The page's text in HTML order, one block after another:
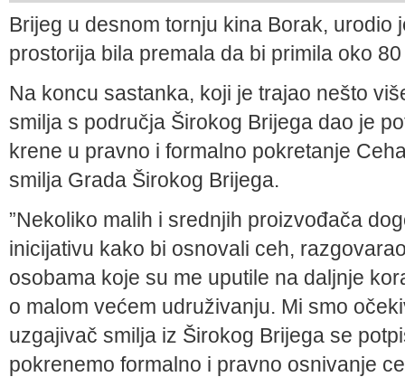
Brijeg u desnom tornju kina Borak, urodio
prostorija bila premala da bi primila oko
Na koncu sastanka, koji je trajao nešto
smilja s područja Širokog Brijega dao je
krene u pravno i formalno pokretanje
smilja Grada Širokog Brijega.
”Nekoliko malih i srednjih proizvođača
inicijativu kako bi osnovali ceh,
osobama koje su me uputile na daljnje
o malom većem udruživanju. Mi smo
uzgajivač smilja iz Širokog Brijega se
pokrenemo formalno i pravno osnivanje